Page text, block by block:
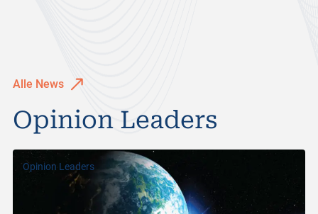
Opinion Leaders
Alle News
Opinion Leaders